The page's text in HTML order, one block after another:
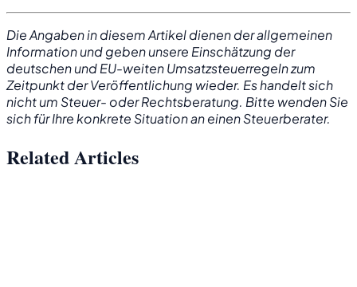
Die Angaben in diesem Artikel dienen der allgemeinen
Information und geben unsere Einschätzung der
deutschen und EU-weiten Umsatzsteuerregeln zum
Zeitpunkt der Veröffentlichung wieder. Es handelt sich
nicht um Steuer- oder Rechtsberatung. Bitte wenden Sie
sich für Ihre konkrete Situation an einen Steuerberater.
Related Articles